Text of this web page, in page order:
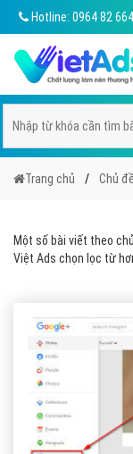
Hotline: 0964 82
Trang chủ Chủ
Một số bài viết theo
Việt Ads chọn lọc từ